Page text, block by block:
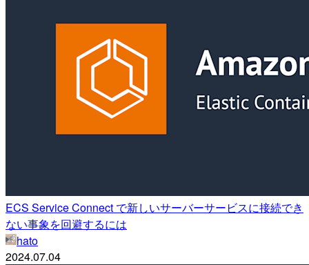
ECS Service Connect で新しいサーバーサービスに接続でき
ない事象を回避するには
hato
2024.07.04